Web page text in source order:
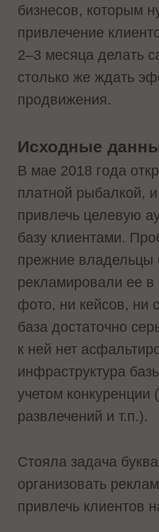
бизнесов, которым
привлечение
2–3 месяца делать
столько же ждать
продвижения.
Исходные
В мае 2018 года
платной рыбалкой,
привлечь целевую
базу клиентами.
прежние владельцы
рекламировали ее
фото, ни кейсов, ни
база достаточно
к ней нет
инфраструктура
учетом конкуренции
развлечений и т.п.).
Стояла задача
организовать
привлечь клиентов